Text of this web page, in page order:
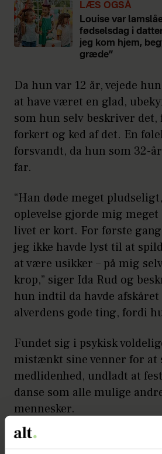
LÆS OGSÅ
Louise var
fødselsdag i
jeg kom hjem,
græde”
Da hun var 12 år, vejede
at have været en glad,
som hun selv beskriver
forkert og ked af det. En
forsvandt, da hun som 32-
far.
“Han døde meget
oplevelse gjorde mig
livet er kort. For første
jeg ikke havde lyst til at
at være usikker – på mig
krop,” siger Ida Rud og
hun indtil da havde
alverdens gode ting, fordi
Fundet sig i psykisk
mistænkt sine venner for at
medlidenhed, undladt at
danse som alle mulige
mennesker.
“Med min fars død fik jeg